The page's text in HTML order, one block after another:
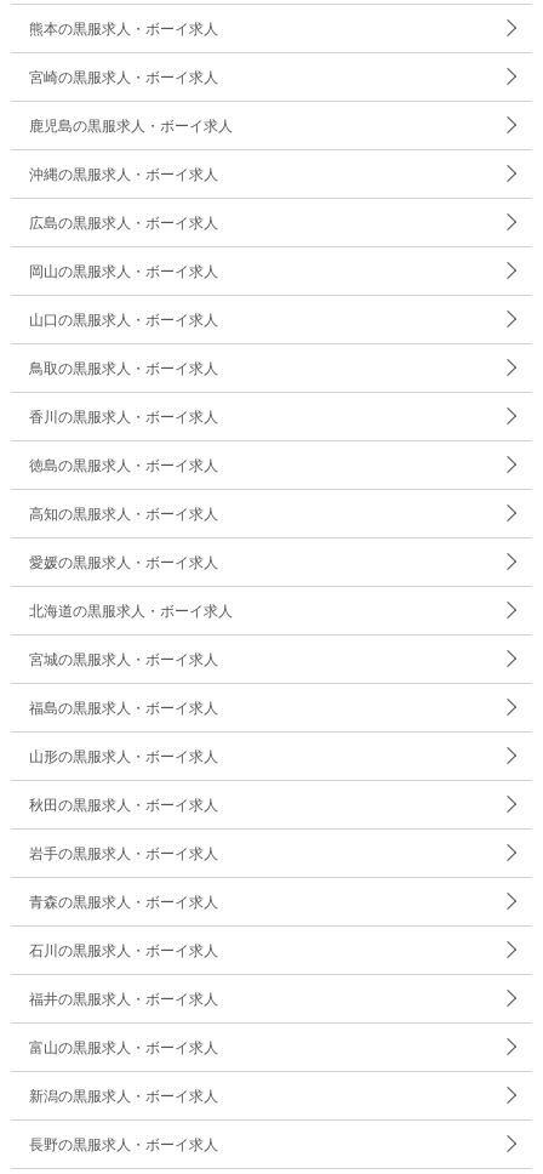
熊本の黒服求人・ボーイ求人
宮崎の黒服求人・ボーイ求人
鹿児島の黒服求人・ボーイ求人
沖縄の黒服求人・ボーイ求人
広島の黒服求人・ボーイ求人
岡山の黒服求人・ボーイ求人
山口の黒服求人・ボーイ求人
鳥取の黒服求人・ボーイ求人
香川の黒服求人・ボーイ求人
徳島の黒服求人・ボーイ求人
高知の黒服求人・ボーイ求人
愛媛の黒服求人・ボーイ求人
北海道の黒服求人・ボーイ求人
宮城の黒服求人・ボーイ求人
福島の黒服求人・ボーイ求人
山形の黒服求人・ボーイ求人
秋田の黒服求人・ボーイ求人
岩手の黒服求人・ボーイ求人
青森の黒服求人・ボーイ求人
石川の黒服求人・ボーイ求人
福井の黒服求人・ボーイ求人
富山の黒服求人・ボーイ求人
新潟の黒服求人・ボーイ求人
長野の黒服求人・ボーイ求人